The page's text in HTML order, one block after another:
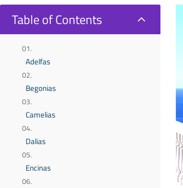
Table of Contents 2
Adelfas
Begonias
Camelias
Dalias
Encinas